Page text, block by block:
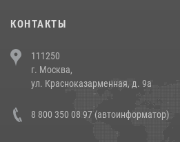
напавших на бригаду скорой помощи
14 июля 2026, 12:20
В Росгвардии прошла военно-научная
боевого опыта
КОНТАКТЫ
111250
г. Москва,
ул. Красноказарменная, д. 9а
8 800 350 08 97 (автоинформатор)